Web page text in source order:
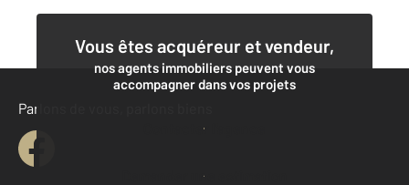
Vous êtes acquéreur et vendeur,
nos agents immobiliers peuvent vous
accompagner dans vos projets
Contacter l'agence
Demander une estimation
Parlons de vous, parlons biens